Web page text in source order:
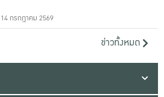
14 กรกฎาคม 2569
ข่าวทั้งหมด